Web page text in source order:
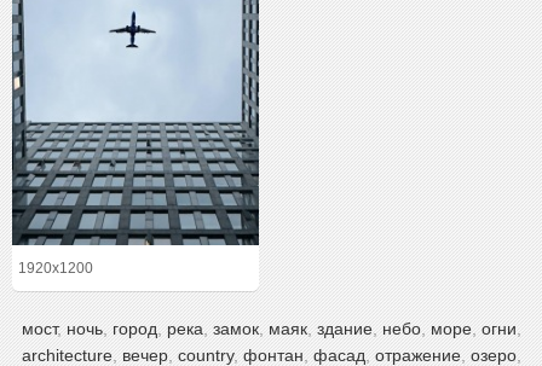
1920x1200
мост, ночь, город река замок, маяк, здание, небо, море, огни
architecture, вечер, country, фонтан фасад отражение, озеро,